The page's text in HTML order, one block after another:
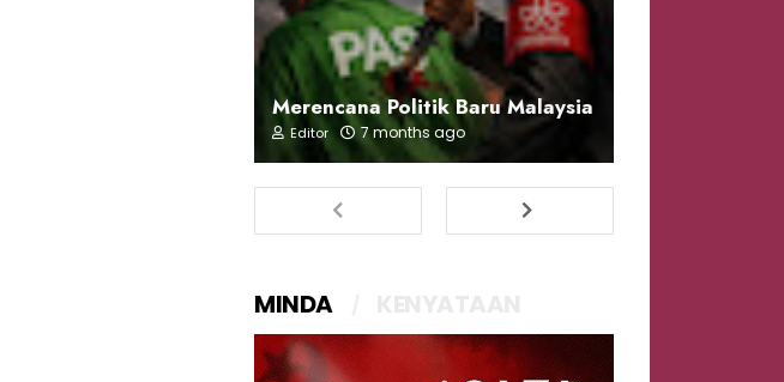
Merencana Politik Baru Malaysia
Editor 7 months ago
MINDA